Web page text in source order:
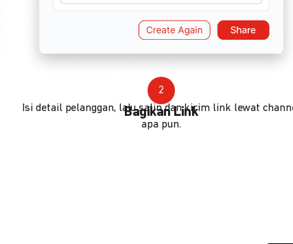
2
Bagikan Link
Isi detail pelanggan, lalu salin dan kirim link lewat
apa pun.